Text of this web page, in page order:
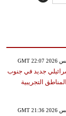
جديد في جنوب
التجريبية